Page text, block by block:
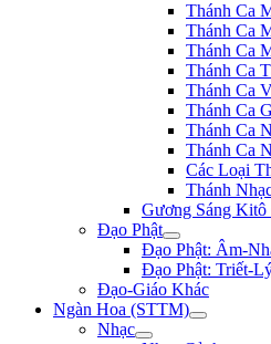
Thánh Ca
Thánh Ca
Thánh Ca
Thánh Ca
Thánh Ca
Thánh Ca
Thánh Ca
Thánh Ca
Các Loại
Thánh
Gương Sáng Kitô
Đạo Phật
Đạo Phật: Âm-
Đạo Phật: Triết-
Đạo-Giáo Khác
Ngàn Hoa (STTM)
Nhạc